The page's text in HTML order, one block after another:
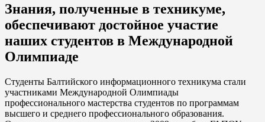
Знания, полученные в техникуме,
обеспечивают достойное участие
наших студентов в Международной
Олимпиаде
Студенты Балтийского информационного техникума стали
участниками Международной Олимпиады
профессионального мастерства студентов по программам
высшего и среднего профессионального образования.